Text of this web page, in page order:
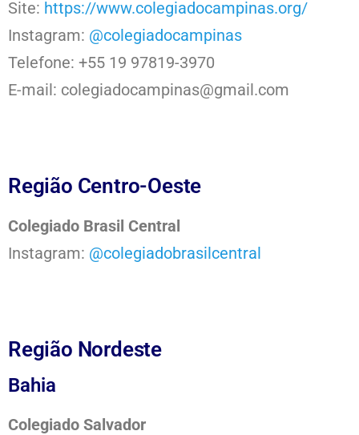
Site: https://www.colegiadocampinas.org/
Instagram: @colegiadocampinas
Telefone: +55 19 97819-3970
E-mail: colegiadocampinas@gmail.com
Região Centro-Oeste
Colegiado Brasil Central
Instagram: @colegiadobrasilcentral
Região Nordeste
Bahia
Colegiado Salvador